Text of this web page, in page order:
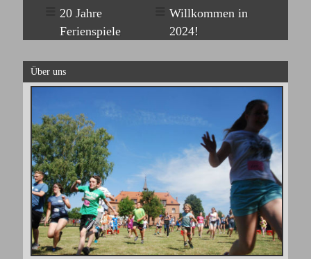
20 Jahre
Ferienspiele
Willkommen in
2024!
Über uns